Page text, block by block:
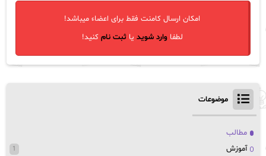
امکان ارسال کامنت فقط برای اعضاء میباشد!
لطفاوارد شوید یاثبت نام کنید!
موضوعات
مطالب
آموزش
1